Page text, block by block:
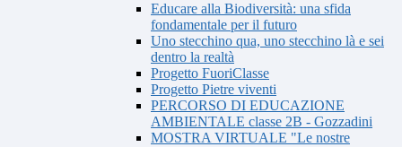
Educare alla Biodiversità: una sfida
fondamentale per il futuro
Uno stecchino qua, uno stecchino là e sei
dentro la realtà
Progetto FuoriClasse
Progetto Pietre viventi
PERCORSO DI EDUCAZIONE
AMBIENTALE classe 2B - Gozzadini
MOSTRA VIRTUALE "Le nostre